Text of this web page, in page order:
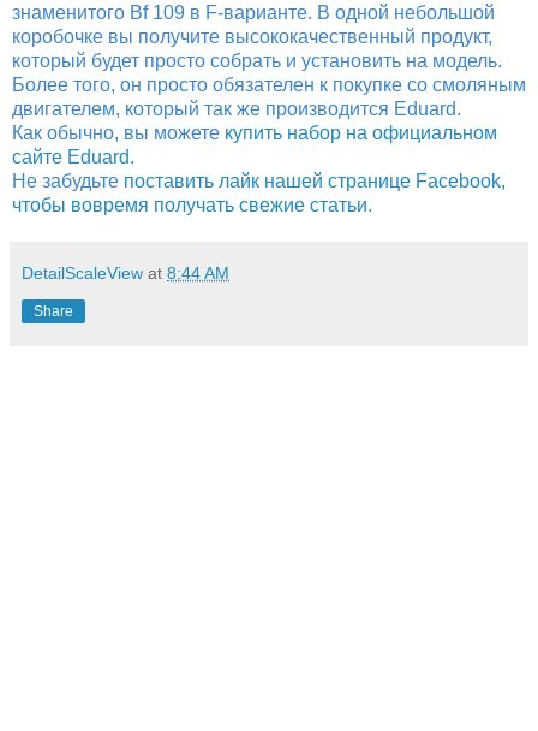
знаменитого Bf 109 в F-варианте. В одной небольшой
коробочке вы получите высококачественный продукт,
который будет просто собрать и установить на модель.
Более того, он просто обязателен к покупке со смоляным
двигателем, который так же производится Eduard.
Как обычно, вы можете купить набор на официальном
сайте Eduard.
Не забудьте поставить лайк нашей странице Facebook,
чтобы вовремя получать свежие статьи.
DetailScaleView at 8:44 AM
Share